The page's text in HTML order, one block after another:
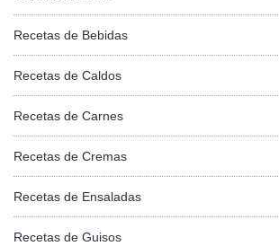
Recetas de Bebidas
Recetas de Caldos
Recetas de Carnes
Recetas de Cremas
Recetas de Ensaladas
Recetas de Guisos